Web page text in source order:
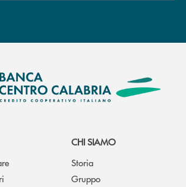
CHI SIAMO
Storia
Gruppo